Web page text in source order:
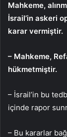
Mahkeme,
İsrail’in askeri
karar vermiştir.
– Mahkeme,
hükmetmiştir.
– İsrail’in bu
içinde rapor
– Bu kararlar